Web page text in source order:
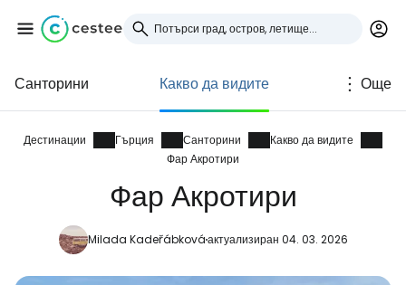
Санторини Какво да видите Още
Дестинации Гърция Санторини
Какво да видите
Фар Акротири
Фар Акротири
Milada Kadeřábkováактуализиран 04. 03. 2026
Влезте в Cestee
... световната общност на туристите
Продължете с Google
Продължете с Facebook